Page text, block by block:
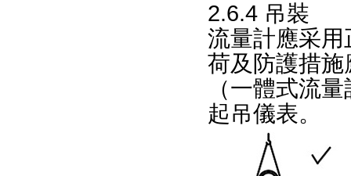
2.6.4 吊裝
流量計應采用
荷及防護措施
（一體式流
起吊儀表。